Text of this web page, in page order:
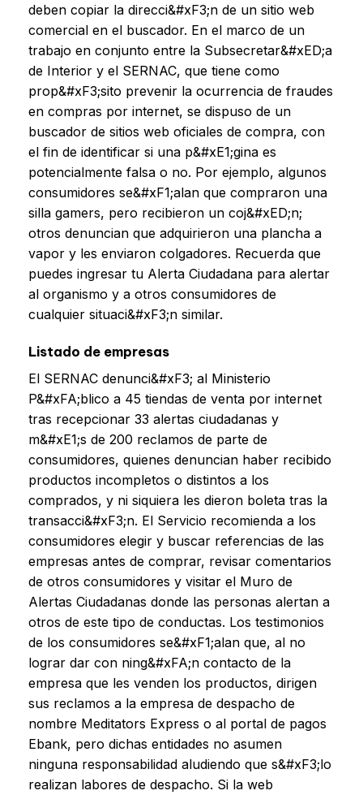
deben copiar la direcci&#xF3;n de un sitio web
comercial en el buscador. En el marco de un
trabajo en conjunto entre la Subsecretar&#xED;a
de Interior y el SERNAC, que tiene como
prop&#xF3;sito prevenir la ocurrencia de fraudes
en compras por internet, se dispuso de un
buscador de sitios web oficiales de compra, con
el fin de identificar si una p&#xE1;gina es
potencialmente falsa o no. Por ejemplo, algunos
consumidores se&#xF1;alan que compraron una
silla gamers, pero recibieron un coj&#xED;n;
otros denuncian que adquirieron una plancha a
vapor y les enviaron colgadores. Recuerda que
puedes ingresar tu Alerta Ciudadana para alertar
al organismo y a otros consumidores de
cualquier situaci&#xF3;n similar.
Listado de empresas
El SERNAC denunci&#xF3; al Ministerio
P&#xFA;blico a 45 tiendas de venta por internet
tras recepcionar 33 alertas ciudadanas y
m&#xE1;s de 200 reclamos de parte de
consumidores, quienes denuncian haber recibido
productos incompletos o distintos a los
comprados, y ni siquiera les dieron boleta tras la
transacci&#xF3;n. El Servicio recomienda a los
consumidores elegir y buscar referencias de las
empresas antes de comprar, revisar comentarios
de otros consumidores y visitar el Muro de
Alertas Ciudadanas donde las personas alertan a
otros de este tipo de conductas. Los testimonios
de los consumidores se&#xF1;alan que, al no
lograr dar con ning&#xFA;n contacto de la
empresa que les venden los productos, dirigen
sus reclamos a la empresa de despacho de
nombre Meditators Express o al portal de pagos
Ebank, pero dichas entidades no asumen
ninguna responsabilidad aludiendo que s&#xF3;lo
realizan labores de despacho. Si la web